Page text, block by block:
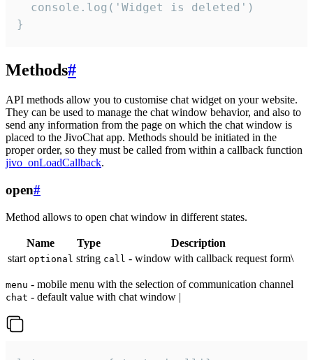
  console.log('Widget is deleted')
}
Methods#
API methods allow you to customise chat widget on your website.
They can be used to manage the chat window behavior, and also to
send any information from the page on which the chat window is
placed to the JivoChat app. Methods should be initiated in the
proper order, so they must be called from within a callback function
jivo_onLoadCallback.
open#
Method allows to open chat window in different states.
Name Type
Description
start optional string call - window with callback request form\
menu - mobile menu with the selection of communication channel
chat - default value with chat window |